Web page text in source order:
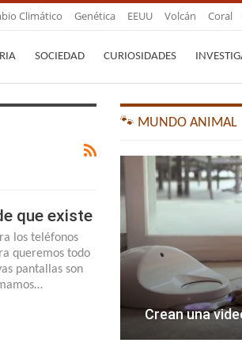
Climático Genética EEUU Volcán Coral
SOCIEDAD CURIOSIDADES
que existe
los teléfonos
queremos todo
pantallas son
🐾 MUNDO ANIMAL
Crean una